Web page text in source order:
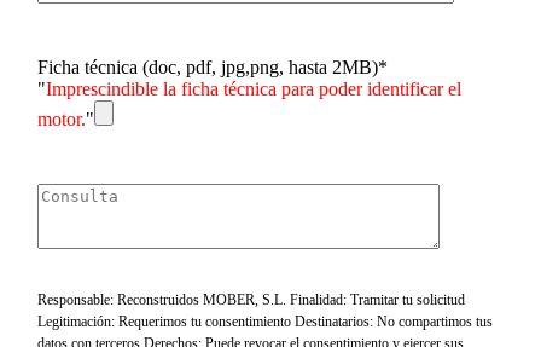
Ficha técnica (doc, pdf, jpg,png, hasta 2MB)*
"Imprescindible la ficha técnica para poder identificar el
motor."
Responsable: Reconstruidos MOBER, S.L. Finalidad: Tramitar tu solicitud
Legitimación: Requerimos tu consentimiento Destinatarios: No compartimos tus
datos con terceros Derechos: Puede revocar el consentimiento y ejercer sus